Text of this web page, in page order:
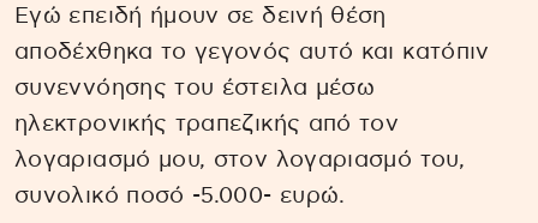
Εγώ επειδή ήμουν σε δεινή θέση
αποδέχθηκα το γεγονός αυτό και κατόπιν
συνεννόησης του έστειλα μέσω
ηλεκτρονικής τραπεζικής από τον
λογαριασμό μου, στον λογαριασμό του,
συνολικό ποσό -5.000- ευρώ.